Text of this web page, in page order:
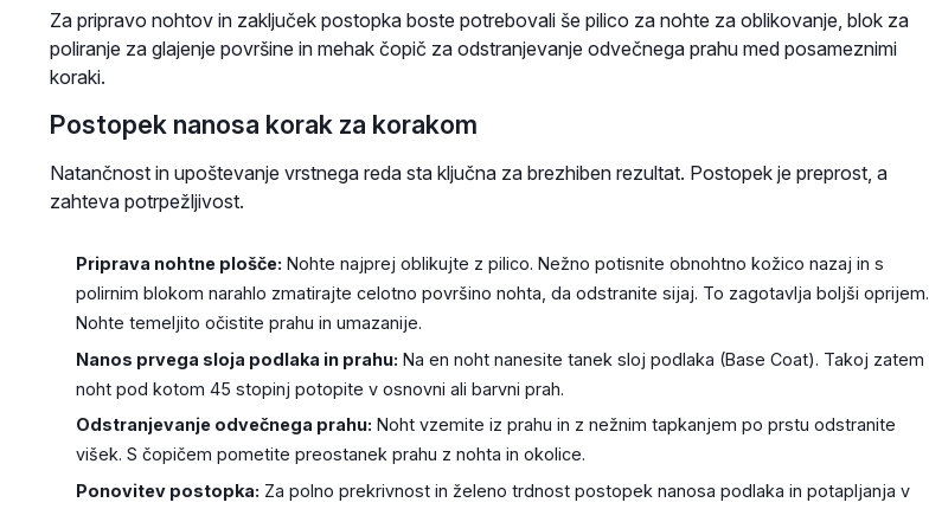
Za pripravo nohtov in zaključek postopka boste potrebovali še pilico za nohte za oblikovanje, blok za
poliranje za glajenje površine in mehak čopič za odstranjevanje odvečnega prahu med posameznimi
koraki.
Postopek nanosa korak za korakom
Natančnost in upoštevanje vrstnega reda sta ključna za brezhiben rezultat. Postopek je preprost, a
zahteva potrpežljivost.
Priprava nohtne plošče: Nohte najprej oblikujte z pilico. Nežno potisnite obnohtno kožico nazaj in s
polirnim blokom narahlo zmatirajte celotno površino nohta, da odstranite sijaj. To zagotavlja boljši oprijem.
Nohte temeljito očistite prahu in umazanije.
Nanos prvega sloja podlaka in prahu: Na en noht nanesite tanek sloj podlaka (Base Coat). Takoj zatem
noht pod kotom 45 stopinj potopite v osnovni ali barvni prah.
Odstranjevanje odvečnega prahu: Noht vzemite iz prahu in z nežnim tapkanjem po prstu odstranite
višek. S čopičem pometite preostanek prahu z nohta in okolice.
Ponovitev postopka: Za polno prekrivnost in želeno trdnost postopek nanosa podlaka in potapljanja v